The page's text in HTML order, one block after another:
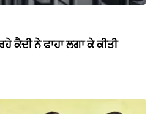
ਕੈਦੀ ਨੇ ਫਾਹਾ ਲਗਾ ਕੇ ਕੀਤੀ